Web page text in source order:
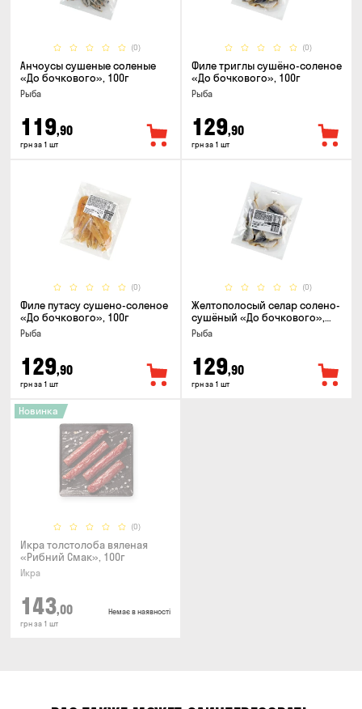
(0)
Анчоусы сушеные соленые
«До бочкового», 100г
Рыба
119,90
грн за 1 шт
(0)
Филе триглы сушёно-соленое
«До бочкового», 100г
Рыба
129,90
грн за 1 шт
(0)
Филе путасу сушено-соленое
«До бочкового», 100г
Рыба
129,90
грн за 1 шт
(0)
Желтополосый селар солено-
сушёный «До бочкового»,
100г
Рыба
129,90
грн за 1 шт
(0)
Новинка
Икра толстолоба вяленая
«Рибний Смак», 100г
Икра
143,00
грн за 1 шт
Немає в наявності